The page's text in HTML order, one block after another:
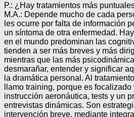
P.: ¿Hay tratamientos más
M.A.: Depende mucho de cada
les ocurre por falta de información
un síntoma de otra enfermedad.
en el mundo predominan las
tienden a ser más breves y más
mientras que las más
desmarañar, entender y significar
la dramática personal. Al
llamo training, porque es
instrucción aeronáutica, tests y un
entrevistas dinámicas. Son
intervención breve, mediante